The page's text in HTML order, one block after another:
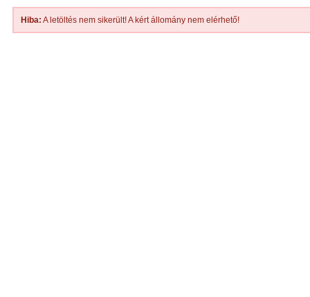
Hiba: A letöltés nem sikerült! A kért állomány nem elérhető!